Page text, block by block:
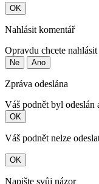
OK
Nahlásit komentář
Opravdu chcete
Ne Ano
Zpráva odeslána
Váš podnět byl odeslán
OK
Váš podnět nelze
OK
Napište svůj názor